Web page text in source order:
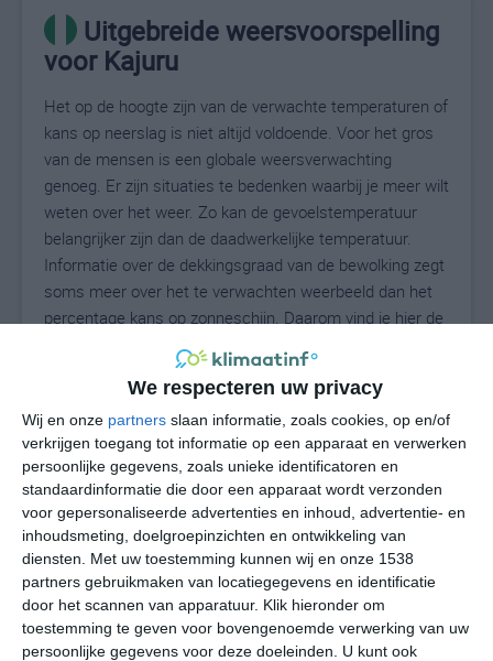
We respecteren uw privacy
Wij en onze partners slaan informatie, zoals cookies, op en/of
verkrijgen toegang tot informatie op een apparaat en verwerken
persoonlijke gegevens, zoals unieke identificatoren en
standaardinformatie die door een apparaat wordt verzonden
voor gepersonaliseerde advertenties en inhoud, advertentie- en
inhoudsmeting, doelgroepinzichten en ontwikkeling van
diensten.
Met uw toestemming kunnen wij en onze 1538
partners gebruikmaken van locatiegegevens en identificatie
door het scannen van apparatuur. Klik hieronder om
toestemming te geven voor bovengenoemde verwerking van uw
persoonlijke gegevens voor deze doeleinden. U kunt ook
Uitgebreide weersvoorspelling
voor Kajuru
Het op de hoogte zijn van de verwachte temperaturen of
kans op neerslag is niet altijd voldoende. Voor het gros
van de mensen is een globale weersverwachting
genoeg. Er zijn situaties te bedenken waarbij je meer wilt
weten over het weer. Zo kan de gevoelstemperatuur
belangrijker zijn dan de daadwerkelijke temperatuur.
Informatie over de dekkingsgraad van de bewolking zegt
soms meer over het te verwachten weerbeeld dan het
percentage kans op zonneschijn. Daarom vind je hier de
uitgebreide weersvoorspelling voor Kajuru.
24°C
vr
28°
za zo
28° 21°
ma
27° 22°